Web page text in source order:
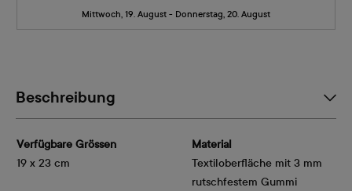
Mittwoch, 19. August - Donnerstag, 20. August
Beschreibung
Verfügbare Grössen
19 x 23 cm
Material
Textiloberfläche mit 3 mm
rutschfestem Gummi